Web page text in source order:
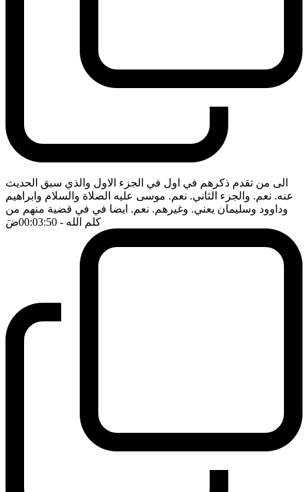
الى من تقدم ذكرهم في اول في الجزء الاول والذي سبق الحديث
عنه. نعم. والجزء الثاني. نعم. موسى عليه الصلاة والسلام وابراهيم
وداوود وسليمان يعني. وغيرهم. نعم. ايضا في في قضية منهم من
كلم الله - 00:03:50 ضَ